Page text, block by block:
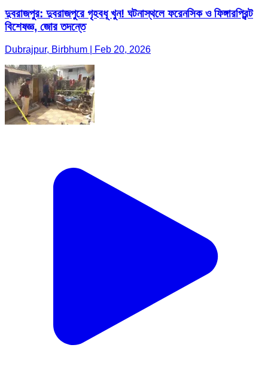
দুবরাজপুর: দুবরাজপুরে গৃহবধূ খুন! ঘটনাস্থলে ফরেনসিক ও ফিঙ্গারপ্রিন্ট
বিশেষজ্ঞ, জোর তদন্তে
Dubrajpur, Birbhum | Feb 20, 2026